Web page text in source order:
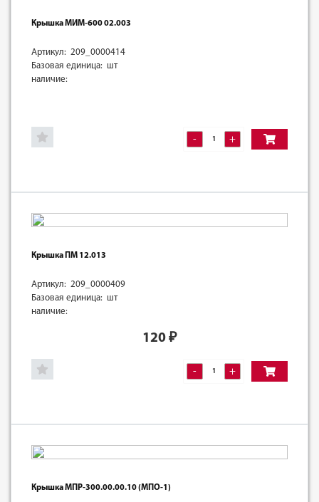
Крышка МИМ-600 02.003
Артикул: 209_0000414
Базовая единица: шт
наличие:
- +
Крышка ПМ 12.013
Артикул: 209_0000409
Базовая единица: шт
наличие:
120 ₽
- +
Крышка МПР-300.00.00.10 (МПО-1)